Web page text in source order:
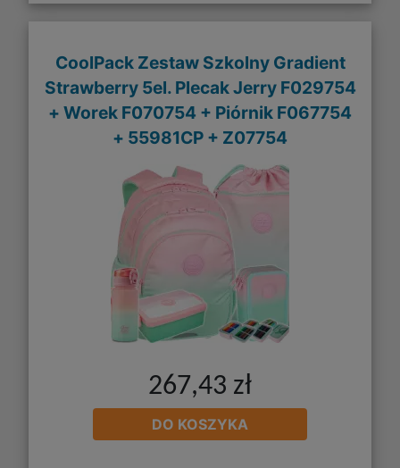
CoolPack Zestaw Szkolny Gradient
Strawberry 5el. Plecak Jerry F029754
+ Worek F070754 + Piórnik F067754
+ 55981CP + Z07754
267,43 zł
DO KOSZYKA